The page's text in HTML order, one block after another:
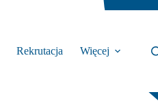
Rekrutacja Więcej